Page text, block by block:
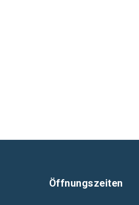
Öffnungszeiten